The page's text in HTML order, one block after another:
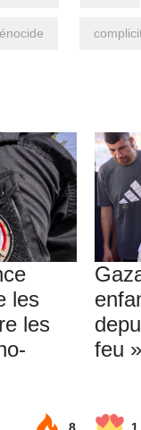
les
les
feu »